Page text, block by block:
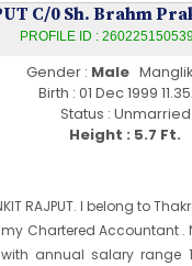
agency that
ON : 16/06/2026 11:15 AM
C/0 Sh. Brahm
PROFILE ID :
Gender : Male
Birth : 01 Dec 1999
Status : Unmarried
Height : 5.7 Ft.
RAJPUT. I belong to
Chartered Accountant .
with annual salary range